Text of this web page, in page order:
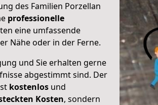
des Familien Porzellan
professionelle
eine umfassende
Nähe oder in der Ferne.
und Sie erhalten gerne
abgestimmt sind. Der
kostenlos und
Kosten, sondern